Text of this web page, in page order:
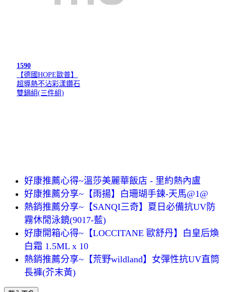
1590
【德國HOPE歐普】
超導熱不沾彩漾鑽石
雙鍋組(三件組)
好康推薦心得~溫莎美麗華飯店 - 里約熱內盧
好康推薦分享~【雨揚】白珊瑚手鍊-天馬@1@
熱銷推薦分享~【SANQI三奇】夏日必備抗UV防
霧休閒泳鏡(9017-藍)
好康開箱心得~【LOCCITANE 歐舒丹】白皇后煥
白霜 1.5ML x 10
熱銷推薦分享~【荒野wildland】女彈性抗UV直筒
長褲(芥末黃)